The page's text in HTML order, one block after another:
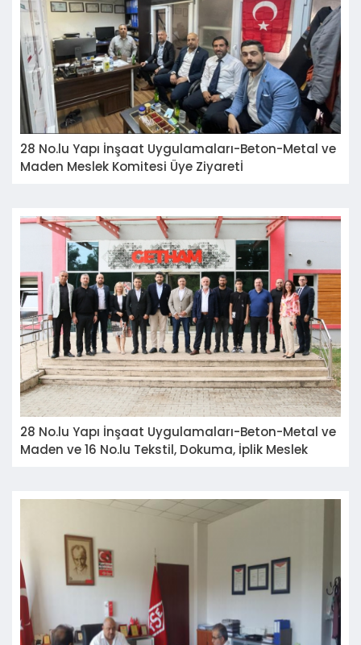
28 No.lu Yapı İnşaat Uygulamaları-Beton-Metal ve
Maden Meslek Komitesi Üye Ziyaretİ
28 No.lu Yapı İnşaat Uygulamaları-Beton-Metal ve
Maden ve 16 No.lu Tekstil, Dokuma, İplik Meslek